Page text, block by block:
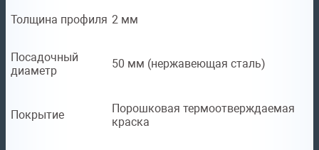
Толщина профиля 2 мм
Посадочный
диаметр
50 мм (нержавеющая сталь)
Покрытие
Порошковая термоотверждаемая
краска